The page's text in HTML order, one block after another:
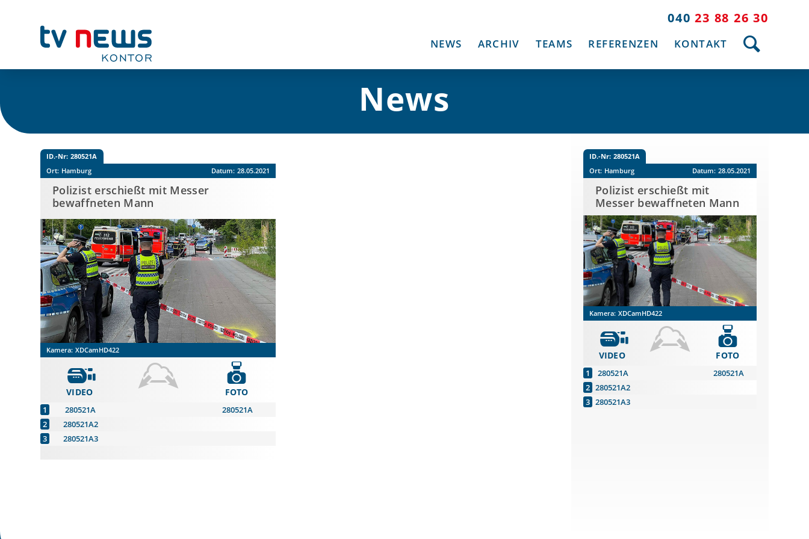
040 23 88 26 30
NEWS ARCHIV TEAMS REFERENZEN KONTAKT
News
ID.-Nr: 280521A
Ort: Hamburg Datum: 28.05.2021
Polizist erschießt mit Messer
bewaffneten Mann
Kamera: XDCamHD422
VIDEO
280521A
280521A2
280521A3
FOTO
280521A
ID.-Nr: 280521A
Ort: Hamburg Datum: 28.05.2021
Polizist erschießt mit
Messer bewaffneten Mann
Kamera: XDCamHD422
VIDEO
280521A
280521A2
280521A3
FOTO
280521A